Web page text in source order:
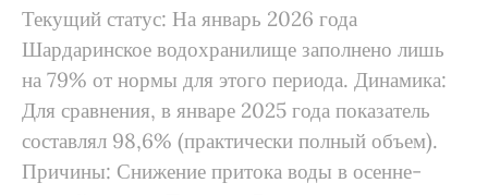
Текущий статус: На январь 2026 года
Шардаринское водохранилище заполнено лишь
на 79% от нормы для этого периода. Динамика:
Для сравнения, в январе 2025 года показатель
составлял 98,6% (практически полный объем).
Причины: Снижение притока воды в осенне-